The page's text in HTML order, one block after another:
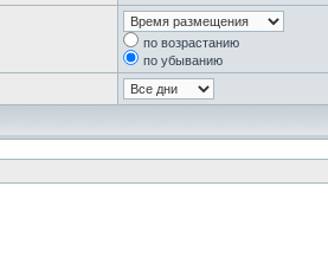
по возрастанию
по убыванию